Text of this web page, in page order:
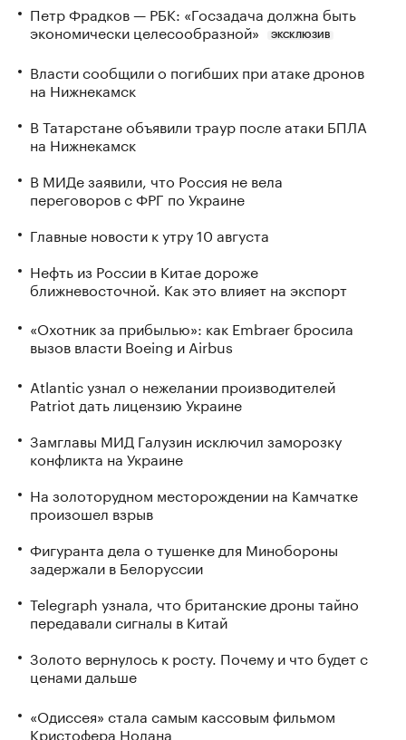
Петр Фрадков — РБК: «Госзадача должна быть
экономически целесообразной»
ЭКСКЛЮЗИВ
Власти сообщили о погибших при атаке дронов
на Нижнекамск
В Татарстане объявили траур после атаки БПЛА
на Нижнекамск
В МИДе заявили, что Россия не вела
переговоров с ФРГ по Украине
Главные новости к утру 10 августа
Нефть из России в Китае дороже
ближневосточной. Как это влияет на экспорт
«Охотник за прибылью»: как Embraer бросила
вызов власти Boeing и Airbus
Atlantic узнал о нежелании производителей
Patriot дать лицензию Украине
Замглавы МИД Галузин исключил заморозку
конфликта на Украине
На золоторудном месторождении на Камчатке
произошел взрыв
Фигуранта дела о тушенке для Минобороны
задержали в Белоруссии
Telegraph узнала, что британские дроны тайно
передавали сигналы в Китай
Золото вернулось к росту. Почему и что будет с
ценами дальше
«Одиссея» стала самым кассовым фильмом
Кристофера Нолана